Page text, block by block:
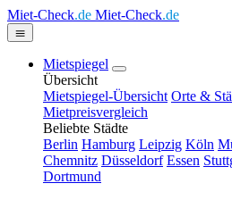
Miet-Check.de Miet-Check.de
Mietspiegel
Übersicht
Mietspiegel-Übersicht Orte &
Mietpreisvergleich
Beliebte Städte
Berlin Hamburg Leipzig Köln
Chemnitz Düsseldorf Essen
Dortmund